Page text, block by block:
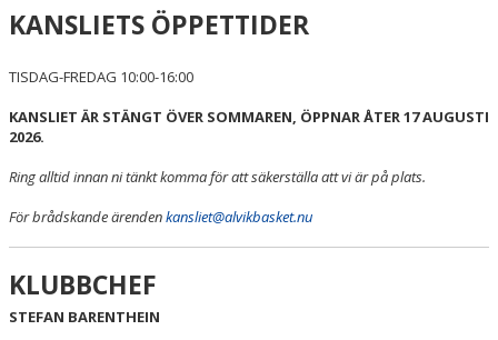
KANSLIETS ÖPPETTIDER
TISDAG-FREDAG 10:00-16:00
KANSLIET ÄR STÄNGT ÖVER SOMMAREN, ÖPPNAR ÅTER 17 AUGUSTI
2026.
Ring alltid innan ni tänkt komma för att säkerställa att vi är på plats.
För brådskande ärendenkansliet@alvikbasket.nu
KLUBBCHEF
STEFAN BARENTHEIN